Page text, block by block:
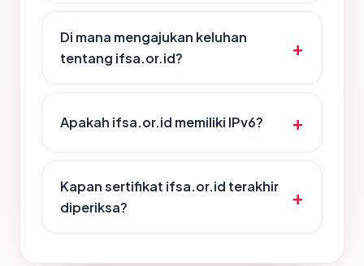
Di mana mengajukan keluhan
tentang ifsa.or.id?
Apakah ifsa.or.id memiliki IPv6?
Kapan sertifikat ifsa.or.id terakhir
diperiksa?